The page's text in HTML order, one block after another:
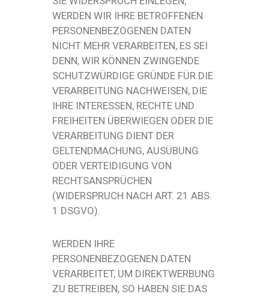
WERDEN WIR IHRE BETROFFENEN
PERSONENBEZOGENEN DATEN
NICHT MEHR VERARBEITEN, ES SEI
DENN, WIR KÖNNEN ZWINGENDE
SCHUTZWÜRDIGE GRÜNDE FÜR DIE
VERARBEITUNG NACHWEISEN, DIE
IHRE INTERESSEN, RECHTE UND
FREIHEITEN ÜBERWIEGEN ODER DIE
VERARBEITUNG DIENT DER
GELTENDMACHUNG, AUSÜBUNG
ODER VERTEIDIGUNG VON
RECHTSANSPRÜCHEN
(WIDERSPRUCH NACH ART. 21 ABS.
1 DSGVO).
WERDEN IHRE
PERSONENBEZOGENEN DATEN
VERARBEITET, UM DIREKTWERBUNG
ZU BETREIBEN, SO HABEN SIE DAS